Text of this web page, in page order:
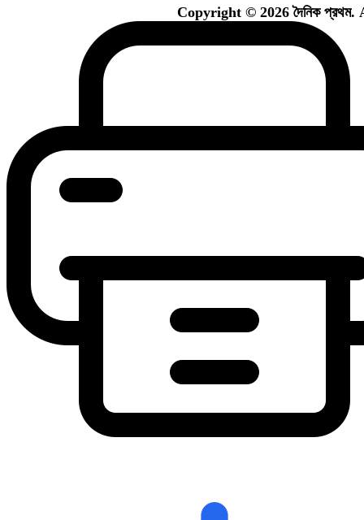
Copyright © 2026 দৈনিক